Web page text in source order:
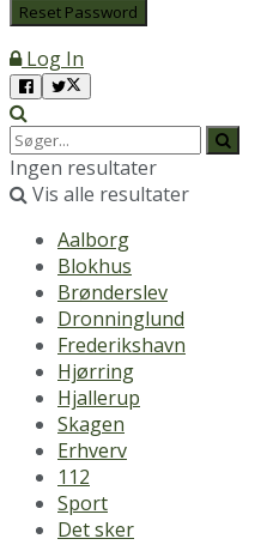
Log In
Ingen resultater
Vis alle resultater
Aalborg
Blokhus
Brønderslev
Dronninglund
Frederikshavn
Hjørring
Hjallerup
Skagen
Erhverv
112
Sport
Det sker